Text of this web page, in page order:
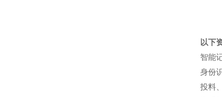
以下
智能
身份
投料